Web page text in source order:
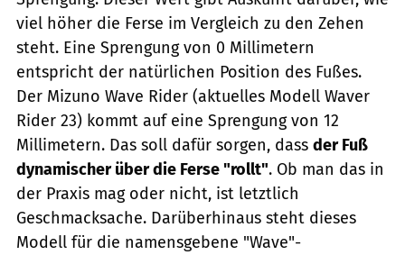
viel höher die Ferse im Vergleich zu den Zehen
steht. Eine Sprengung von 0 Millimetern
entspricht der natürlichen Position des Fußes.
Der Mizuno Wave Rider (aktuelles Modell Waver
Rider 23) kommt auf eine Sprengung von 12
Millimetern. Das soll dafür sorgen, dass der Fuß
dynamischer über die Ferse "rollt". Ob man das in
der Praxis mag oder nicht, ist letztlich
Geschmacksache. Darüberhinaus steht dieses
Modell für die namensgebene "Wave"-